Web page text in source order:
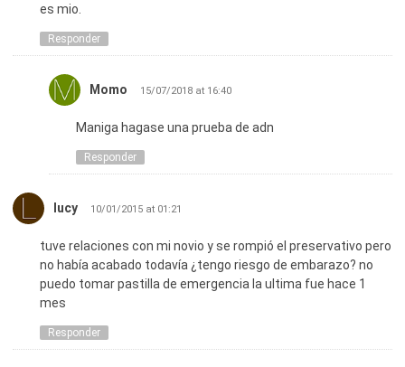
es mio.
Responder
Momo 15/07/2018 at 16:40
Maniga hagase una prueba de adn
Responder
lucy 10/01/2015 at 01:21
tuve relaciones con mi novio y se rompió el preservativo pero
no había acabado todavía ¿tengo riesgo de embarazo? no
puedo tomar pastilla de emergencia la ultima fue hace 1
mes
Responder